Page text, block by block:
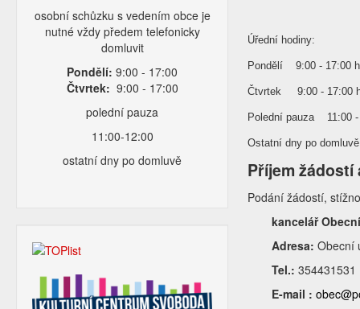
osobní schůzku s vedením obce je
nutné vždy předem telefonicky
domluvit
Pondělí: 9:00 - 17:00
Čtvrtek: 9:00 - 17:00
polední pauza
11:00-12:00
ostatní dny po domluvě
Úřední hodiny:
Pondělí 9:00 - 17:00
Čtvrtek 9:00 - 17:00
Polední pauza 11:00 -
Ostatní dny po domluvě
Příjem
Podání žádostí,
kancelář
Adresa: Obecní
Tel.: 354431531
E-mail :